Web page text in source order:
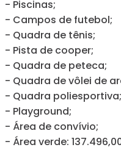
- Piscinas;
- Campos de futebol;
- Quadra de tênis;
- Pista de cooper;
- Quadra de peteca;
- Quadra de vôlei de
- Quadra poliesportiva;
- Playground;
- Área de convívio;
- Área verde: